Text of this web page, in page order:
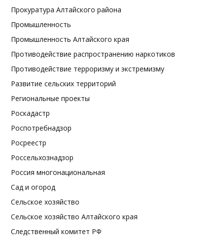
Прокуратура Алтайского района
Промышленность
Промышленность Алтайского края
Противодействие распространению наркотиков
Противодействие терроризму и экстремизму
Развитие сельских территорий
Региональные проекты
Роскадастр
Роспотребнадзор
Росреестр
Россельхознадзор
Россия многонациональная
Сад и огород
Сельское хозяйство
Сельское хозяйство Алтайского края
Следственный комитет РФ